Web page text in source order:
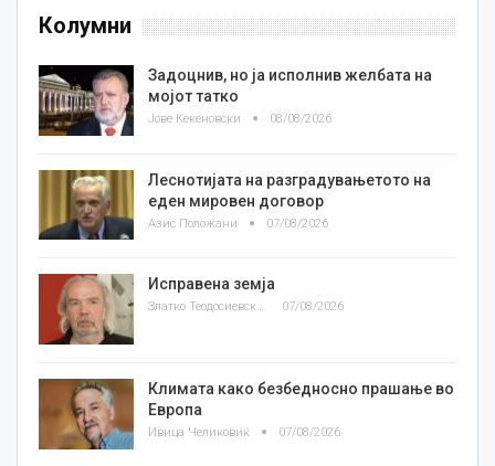
Колумни
Задоцнив, но ја исполнив желбата на
мојот татко
Јове Кекеновски 08/08/2026
Леснотијата на разградувањетото на
еден мировен договор
Азис Положани 07/08/2026
Исправена земја
Златко Теодосиевски 07/08/2026
Климата како безбедносно прашање во
Европа
Ивица Челиковиќ 07/08/2026